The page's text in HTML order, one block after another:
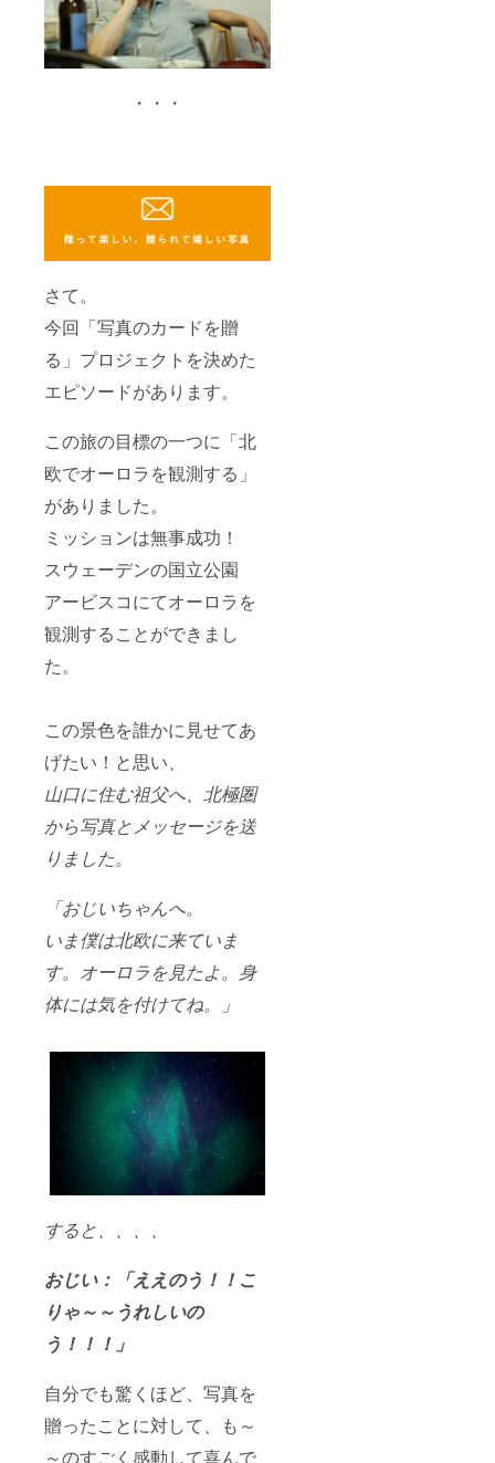
・・・
さて。
今回「写真のカードを贈
る」プロジェクトを決めた
エピソードがあります。
この旅の目標の一つに「北
欧でオーロラを観測する」
がありました。
ミッションは無事成功！
スウェーデンの国立公園
アービスコにてオーロラを
観測することができまし
た。
この景色を誰かに見せてあ
げたい！と思い、
山口に住む祖父へ、 北極圏
から写真とメッセージを送
りました。
「おじいちゃんへ。
いま僕は北欧に来ていま
す。オーロラを見たよ。身
体には気を付けてね。」
すると、、、、
おじい：「ええのう！！こ
りゃ～～うれしいの
う！！！」
自分でも驚くほど、写真を
贈ったことに対して、も～
～のすごく感動して喜んで